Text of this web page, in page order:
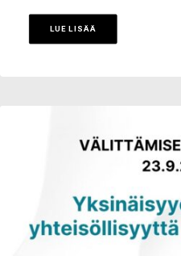
LUE LISÄÄ